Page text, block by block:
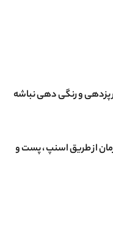
پزدهی و رنگی دهی نباشه
از طریق اسنپ ، پست و